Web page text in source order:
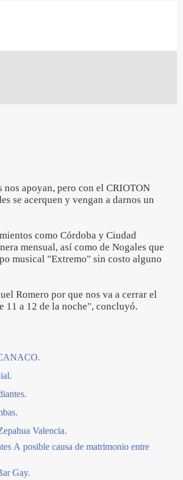
nos apoyan, pero con el CRIOTON
se acerquen y vengan a darnos un
como Córdoba y Ciudad
mensual, así como de Nogales que
musical "Extremo" sin costo alguno
Romero por que nos va a cerrar el
11 a 12 de la noche", concluyó.
Valencia.
A posible causa de matrimonio entre
Gay.